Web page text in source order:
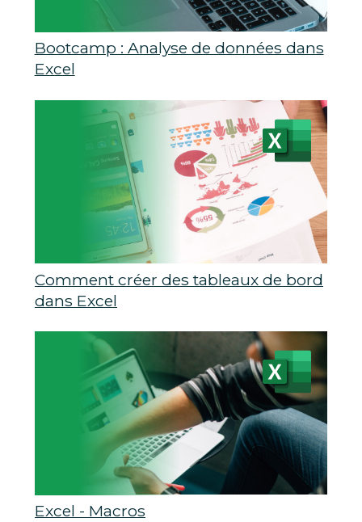
Bootcamp : Analyse de données dans
Excel
Comment créer des tableaux de bord
dans Excel
Excel - Macros